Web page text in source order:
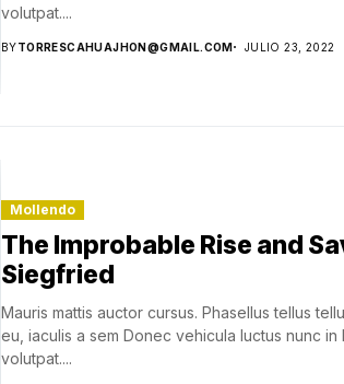
volutpat....
BYTORRESCAHUAJHON@GMAIL.COM JULIO 23, 2022
Mollendo
The Improbable Rise and
Siegfried
Mauris mattis auctor cursus. Phasellus tellus
eu, iaculis a sem Donec vehicula luctus nunc
volutpat....